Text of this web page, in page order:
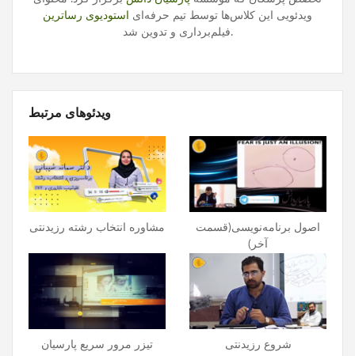
ویدئویی این کلاس‌ها توسط تیم حرفه‌ای
استودیوی رساترین
فیلم‌برداری و تدوین شد.
ویدئوهای مرتبط
مشاوره انتخاب رشته رزیدنتی
اصول برنامه‌نویسی(قسمت
آخر)
تیزر مرور سریع پارسیان شروع رزیدنتی